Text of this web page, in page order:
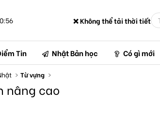
❌ Không thể tải thời tiết
Tin Nhật Bản học Có gì mới
Từ vựng
nâng cao